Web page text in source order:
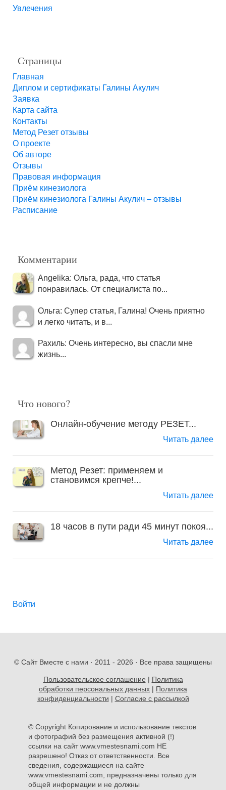
Увлечения
Страницы
Главная
Диплом и сертификаты Галины Акулич
Заявка
Карта сайта
Контакты
Метод Резет отзывы
О проекте
Об авторе
Отзывы
Правовая информация
Приём кинезиолога
Приём кинезиолога Галины Акулич – отзывы
Расписание
Комментарии
Angelika: Ольга, рада, что статья
понравилась. От специалиста по...
Ольга: Супер статья, Галина! Очень приятно
и легко читать, и в...
Рахиль: Очень интересно, вы спасли мне
жизнь...
Что нового?
Онлайн-обучение методу РЕЗЕТ...
Читать далее
Метод Резет: применяем и
становимся крепче!...
Читать далее
18 часов в пути ради 45 минут покоя...
Читать далее
Войти
© Сайт Вместе с нами · 2011 - 2026 · Все права защищены
Пользовательское соглашение | Политика
обработки персональных данных | Политика
конфиденциальности | Согласие с рассылкой
© Copyright Копирование и использование текстов
и фотографий без размещения активной (!)
ссылки на сайт www.vmestesnami.com НЕ
разрешено! Отказ от ответственности. Все
сведения, содержащиеся на сайте
www.vmestesnami.com, предназначены только для
общей информации и не должны